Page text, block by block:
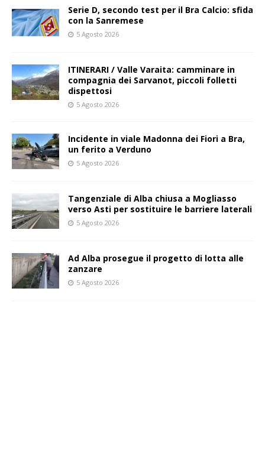
Serie D, secondo test per il Bra Calcio: sfida
con la Sanremese
5 Agosto 2026
ITINERARI / Valle Varaita: camminare in
compagnia dei Sarvanot, piccoli folletti
dispettosi
5 Agosto 2026
Incidente in viale Madonna dei Fiori a Bra,
un ferito a Verduno
5 Agosto 2026
Tangenziale di Alba chiusa a Mogliasso
verso Asti per sostituire le barriere laterali
5 Agosto 2026
Ad Alba prosegue il progetto di lotta alle
zanzare
5 Agosto 2026